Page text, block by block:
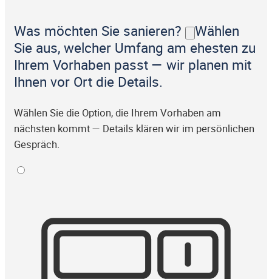
Was möchten Sie sanieren?
Wählen
Sie aus, welcher Umfang am ehesten zu
Ihrem Vorhaben passt — wir planen mit
Ihnen vor Ort die Details.
Wählen Sie die Option, die Ihrem Vorhaben am
nächsten kommt — Details klären wir im persönlichen
Gespräch.